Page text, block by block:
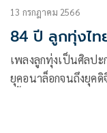
13 กรกฎาคม 2566
84 ปี ลูกทุ่งไท
เพลงลูกทุ่งเป็นศิลป
ยุคอนาล็อกจนถึงยุคดิ